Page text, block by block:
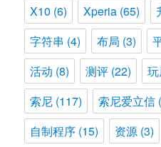
X10 (6) Xperia (65)
字符串 (4) 布局 (3)
活动 (8) 测评 (22)
索尼 (117) 索尼爱立信
自制程序 (15) 资源 (3)